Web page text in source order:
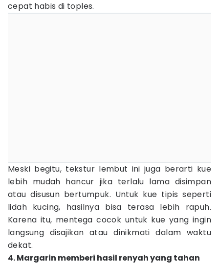
cepat habis di toples.
Meski begitu, tekstur lembut ini juga berarti kue
lebih mudah hancur jika terlalu lama disimpan
atau disusun bertumpuk. Untuk kue tipis seperti
lidah kucing, hasilnya bisa terasa lebih rapuh.
Karena itu, mentega cocok untuk kue yang ingin
langsung disajikan atau dinikmati dalam waktu
dekat.
4. Margarin memberi hasil renyah yang tahan